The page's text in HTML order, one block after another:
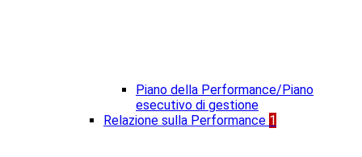
Piano della Performance/Piano
esecutivo di gestione
Relazione sulla Performance 1